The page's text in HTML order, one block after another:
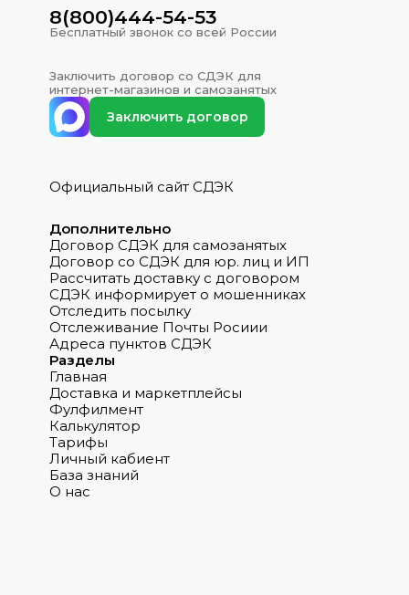
Официальный сайт СДЭК
8(800)444-54-53
Бесплатный звонок со всей России
Заключить договор со СДЭК для
интернет-магазинов и самозанятых
Заключить договор
Дополнительно
Договор СДЭК для самозанятых
Договор со СДЭК для юр. лиц и ИП
Рассчитать доставку с договором
СДЭК информирует о мошенниках
Отследить посылку
Отслеживание Почты Росиии
Адреса пунктов СДЭК
Разделы
Главная
Доставка и маркетплейсы
Фулфилмент
Калькулятор
Тарифы
Личный кабиент
База знаний
О нас